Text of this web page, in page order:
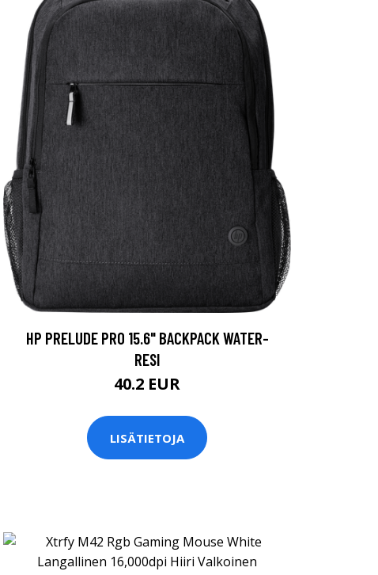
HP PRELUDE PRO 15.6" BACKPACK WATER-
RESI
40.2 EUR
LISÄTIETOJA